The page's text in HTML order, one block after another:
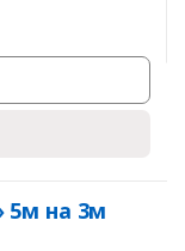
5м на 3м